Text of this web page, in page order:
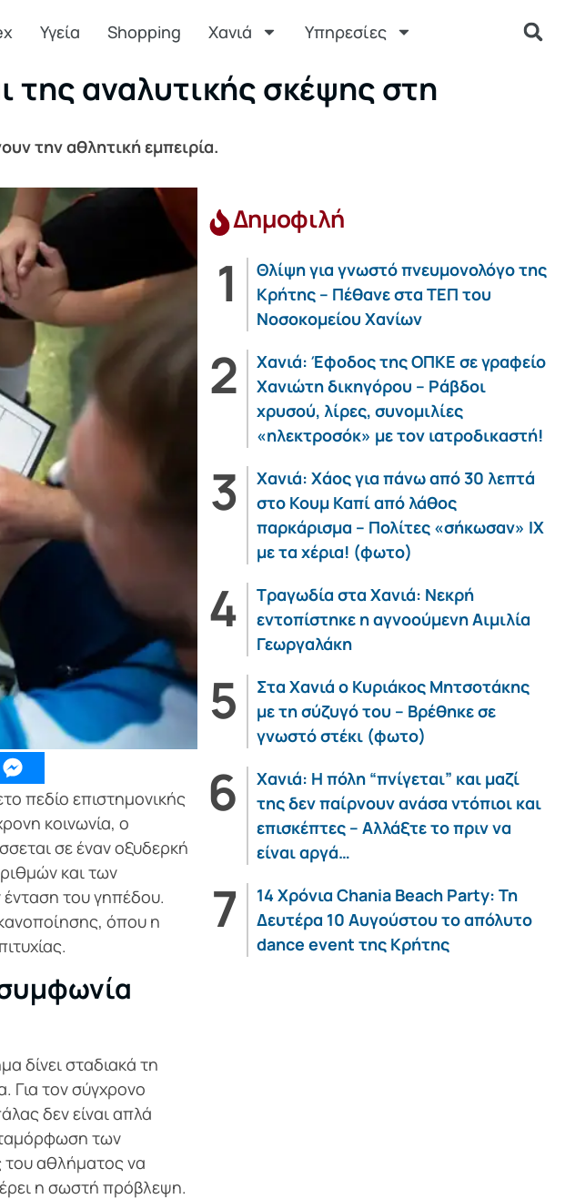
Υγεία Shopping Χανιά Υπηρεσίες
της αναλυτικής σκέψης στη
την αθλητική εμπειρία.
πεδίο επιστημονικής
κοινωνία, ο
σε έναν οξυδερκή
και των
ένταση του γηπέδου.
όπου η
δίνει σταδιακά τη
Για τον σύγχρονο
δεν είναι απλά
των
του αθλήματος να
η σωστή πρόβλεψη.
Δημοφιλή
Θλίψη για γνωστό πνευμονολόγο της
Κρήτης – Πέθανε στα ΤΕΠ του
Νοσοκομείου Χανίων
Χανιά: Έφοδος της ΟΠΚΕ σε γραφείο
Χανιώτη δικηγόρου – Ράβδοι
χρυσού, λίρες, συνομιλίες
«ηλεκτροσόκ» με τον ιατροδικαστή!
Χανιά: Χάος για πάνω από 30 λεπτά
στο Κουμ Καπί από λάθος
παρκάρισμα – Πολίτες «σήκωσαν» ΙΧ
με τα χέρια! (φωτο)
Τραγωδία στα Χανιά: Νεκρή
εντοπίστηκε η αγνοούμενη Αιμιλία
Γεωργαλάκη
Στα Χανιά ο Κυριάκος Μητσοτάκης
με τη σύζυγό του – Βρέθηκε σε
γνωστό στέκι (φωτο)
Χανιά: Η πόλη “πνίγεται” και μαζί
της δεν παίρνουν ανάσα ντόπιοι και
επισκέπτες – Αλλάξτε το πριν να
είναι αργά…
14 Χρόνια Chania Beach Party: Τη
Δευτέρα 10 Αυγούστου το απόλυτο
dance event της Κρήτης